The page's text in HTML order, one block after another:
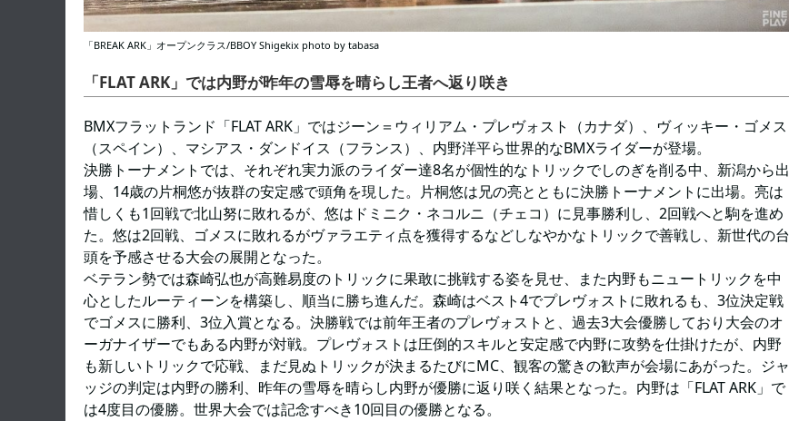
「BREAK ARK」オープンクラス/BBOY Shigekix photo by tabasa
「FLAT ARK」では内野が昨年の雪辱を晴らし王者へ返り咲き
BMXフラットランド「FLAT ARK」ではジーン＝ウィリアム・プレヴォスト（カナダ）、ヴィッキー・ゴメス
（スペイン）、マシアス・ダンドイス（フランス）、内野洋平ら世界的なBMXライダーが登場。
決勝トーナメントでは、それぞれ実力派のライダー達8名が個性的なトリックでしのぎを削る中、新潟から出
場、14歳の片桐悠が抜群の安定感で頭角を現した。片桐悠は兄の亮とともに決勝トーナメントに出場。亮は
惜しくも1回戦で北山努に敗れるが、悠はドミニク・ネコルニ（チェコ）に見事勝利し、2回戦へと駒を進め
た。悠は2回戦、ゴメスに敗れるがヴァラエティ点を獲得するなどしなやかなトリックで善戦し、新世代の台
頭を予感させる大会の展開となった。
ベテラン勢では森崎弘也が高難易度のトリックに果敢に挑戦する姿を見せ、また内野もニュートリックを中
心としたルーティーンを構築し、順当に勝ち進んだ。森崎はベスト4でプレヴォストに敗れるも、3位決定戦
でゴメスに勝利、3位入賞となる。決勝戦では前年王者のプレヴォストと、過去3大会優勝しており大会のオ
ーガナイザーでもある内野が対戦。プレヴォストは圧倒的スキルと安定感で内野に攻勢を仕掛けたが、内野
も新しいトリックで応戦、まだ見ぬトリックが決まるたびにMC、観客の驚きの歓声が会場にあがった。ジャ
ッジの判定は内野の勝利、昨年の雪辱を晴らし内野が優勝に返り咲く結果となった。内野は「FLAT ARK」で
は4度目の優勝。世界大会では記念すべき10回目の優勝となる。